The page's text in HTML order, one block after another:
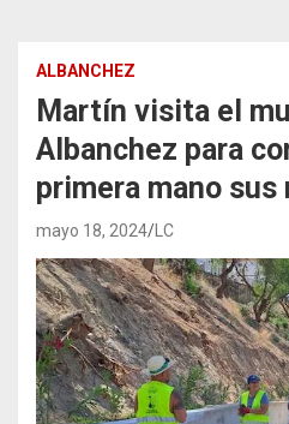
ALBANCHEZ
Martín visita el
Albanchez para
primera mano sus
mayo 18, 2024 LC